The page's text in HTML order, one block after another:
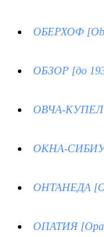
ОБЕРХОФ
ОБЗОР [до
ОВЧА-КУПЕЛ
ОКНА-
ОНТАНЕДА
ОПАТИЯ